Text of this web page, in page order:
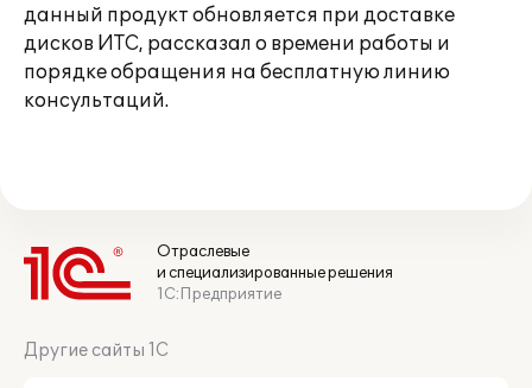
данный продукт обновляется при доставке
дисков ИТС, рассказал о времени работы и
порядке обращения на бесплатную линию
консультаций.
Отраслевые
и специализированные решения
1С:Предприятие
Другие сайты 1С